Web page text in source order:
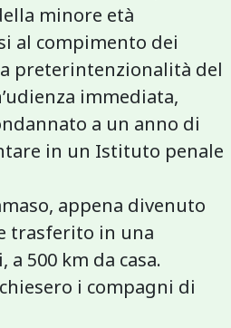
minore età
al compimento dei
preterintenzionalità del
immediata,
a un anno di
in un Istituto penale
appena divenuto
trasferito in una
500 km da casa.
i compagni di